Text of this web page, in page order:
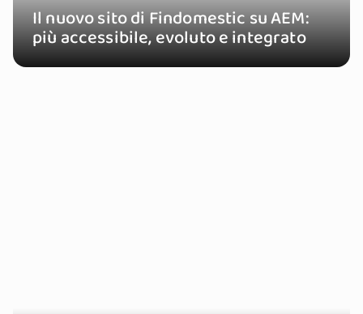
Il nuovo sito di Findomestic su AEM:
più accessibile, evoluto e integrato